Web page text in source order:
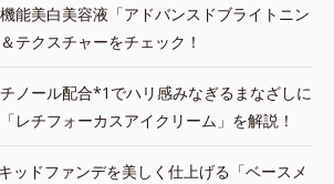
機能美白美容液「アドバンスドブライトニン
テクスチャーをチェック！
チノール配合*1でハリ感みなぎるまなざしに
レチフォーカスアイクリーム」を解説！
ッドファンデを美しく仕上げる「ベースメ